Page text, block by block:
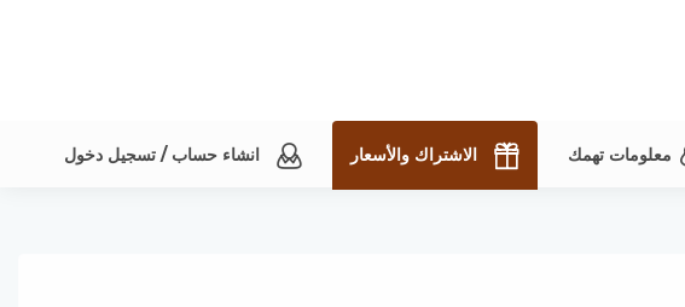
معلومات تهمك الاشتراك والأسعار انشاء حساب / تسجيل دخول